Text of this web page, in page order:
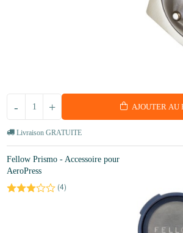
+
- AJOUTER AU
Livraison GRATUITE
Fellow Prismo - Accessoire pour
AeroPress
(4)